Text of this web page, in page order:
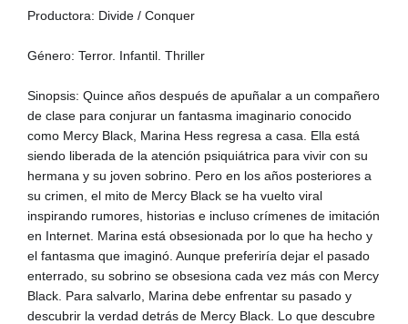
Productora: Divide / Conquer
Género: Terror. Infantil. Thriller
Sinopsis: Quince años después de apuñalar a un compañero
de clase para conjurar un fantasma imaginario conocido
como Mercy Black, Marina Hess regresa a casa. Ella está
siendo liberada de la atención psiquiátrica para vivir con su
hermana y su joven sobrino. Pero en los años posteriores a
su crimen, el mito de Mercy Black se ha vuelto viral
inspirando rumores, historias e incluso crímenes de imitación
en Internet. Marina está obsesionada por lo que ha hecho y
el fantasma que imaginó. Aunque preferiría dejar el pasado
enterrado, su sobrino se obsesiona cada vez más con Mercy
Black. Para salvarlo, Marina debe enfrentar su pasado y
descubrir la verdad detrás de Mercy Black. Lo que descubre